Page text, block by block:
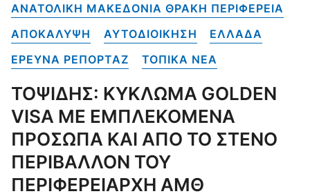
ΑΝΑΤΟΛΙΚΗ ΜΑΚΕΔΟΝΙΑ ΘΡΑΚΗ ΠΕΡΙΦΕΡΕΙΑ
ΑΠΟΚΑΛΥΨΗ
ΑΥΤΟΔΙΟΙΚΗΣΗ
ΕΛΛΑΔΑ
ΕΡΕΥΝΑ ΡΕΠΟΡΤΑΖ
ΤΟΠΙΚΑ NEA
ΤΟΨΙΔΗΣ: ΚΥΚΛΩΜΑ GOLDEN
VISA ΜΕ ΕΜΠΛΕΚΟΜΕΝΑ
ΠΡΟΣΩΠΑ ΚΑΙ ΑΠΟ ΤΟ ΣΤΕΝΟ
ΠΕΡΙΒΑΛΛΟΝ ΤΟΥ
ΠΕΡΙΦΕΡΕΙΑΡΧΗ ΑΜΘ